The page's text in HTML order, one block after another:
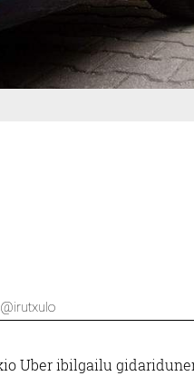
@irutxulo
Uber ibilgailu